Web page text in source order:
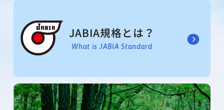
JABIA規格とは？
What is JABIA Standard